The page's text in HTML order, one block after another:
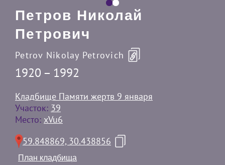
Петров Николай
Петрович
Petrov Nikolay Petrovich
1920 – 1992
Кладбище Памяти жертв 9 января
Участок: 39
Место: xVu6
59.848869, 30.438856
План кладбища